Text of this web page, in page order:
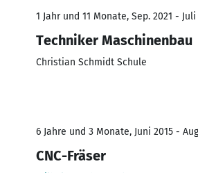
1 Jahr und 11 Monate, Sep. 2021 - Juli
Techniker Maschinenbau
Christian Schmidt Schule
6 Jahre und 3 Monate, Juni 2015 -
CNC-Fräser